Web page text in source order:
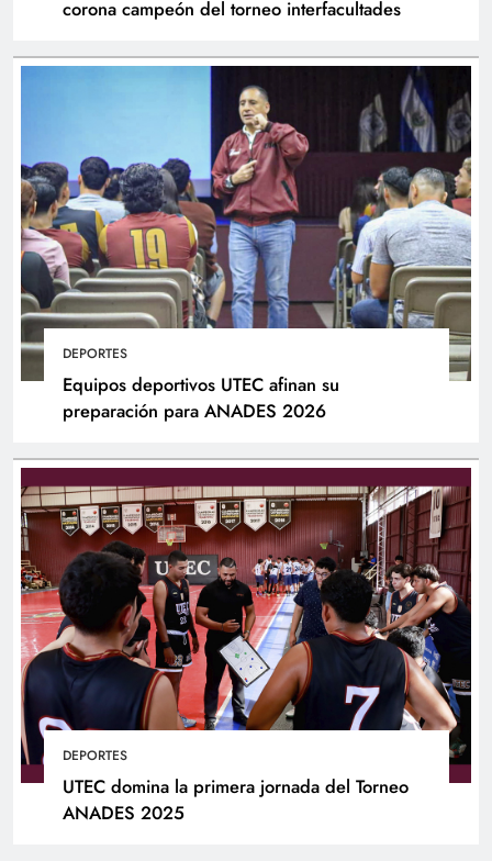
corona campeón del torneo interfacultades
DEPORTES
Equipos deportivos UTEC afinan su
preparación para ANADES 2026
DEPORTES
UTEC domina la primera jornada del Torneo
ANADES 2025